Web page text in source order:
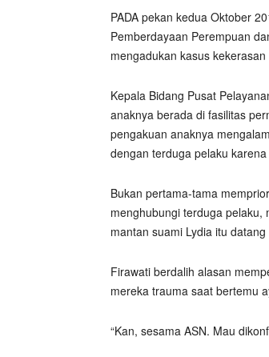
PADA pekan kedua Oktober
Pemberdayaan Perempuan
mengadukan kasus
Kepala Bidang Pusat
anaknya berada di fasilitas
pengakuan anaknya
dengan terduga pelaku
Bukan pertama-tama
menghubungi terduga
mantan suami Lydia itu
Firawati berdalih alasan
mereka trauma saat bertemu
“Kan, sesama ASN. Mau